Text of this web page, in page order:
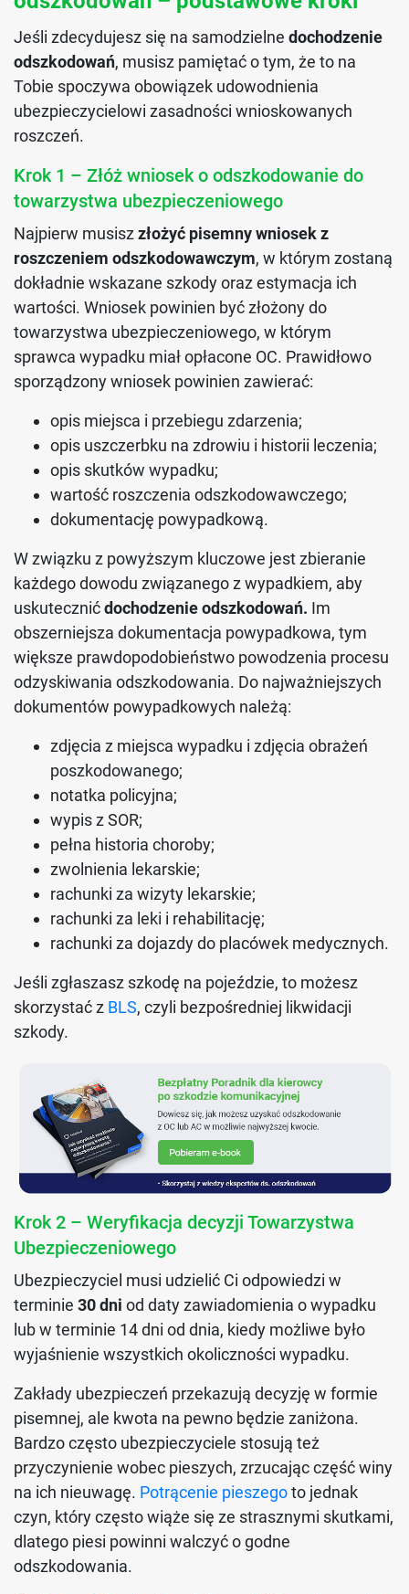
Jeśli zdecydujesz się na samodzielne dochodzenie
odszkodowań, musisz pamiętać o tym, że to na
Tobie spoczywa obowiązek udowodnienia
ubezpieczycielowi zasadności wnioskowanych
roszczeń.
Krok 1 – Złóż wniosek o odszkodowanie do
towarzystwa ubezpieczeniowego
Najpierw musiszzłożyć pisemny wniosek z
roszczeniem odszkodowawczym, w którym zostaną
dokładnie wskazane szkody oraz estymacja ich
wartości. Wniosek powinien być złożony do
towarzystwa ubezpieczeniowego, w którym
sprawca wypadku miał opłacone OC. Prawidłowo
sporządzony wniosek powinien zawierać:
opis miejsca i przebiegu zdarzenia;
opis uszczerbku na zdrowiu i historii leczenia;
opis skutków wypadku;
wartość roszczenia odszkodowawczego;
dokumentację powypadkową.
W związku z powyższym kluczowe jest zbieranie
każdego dowodu związanego z wypadkiem, aby
uskutecznićdochodzenie odszkodowań. Im
obszerniejsza dokumentacja powypadkowa, tym
większe prawdopodobieństwo powodzenia procesu
odzyskiwania odszkodowania. Do najważniejszych
dokumentów powypadkowych należą:
zdjęcia z miejsca wypadku i zdjęcia obrażeń
poszkodowanego;
notatka policyjna;
wypis z SOR;
pełna historia choroby;
zwolnienia lekarskie;
rachunki za wizyty lekarskie;
rachunki za leki i rehabilitację;
rachunki za dojazdy do placówek medycznych.
Jeśli zgłaszasz szkodę na pojeździe, to możesz
skorzystać z BLS, czyli bezpośredniej likwidacji
szkody.
Krok 2 – Weryfikacja decyzji Towarzystwa
Ubezpieczeniowego
Ubezpieczyciel musi udzielić Ci odpowiedzi w
terminie 30 dni od daty zawiadomienia o wypadku
lub w terminie 14 dni od dnia, kiedy możliwe było
wyjaśnienie wszystkich okoliczności wypadku.
Zakłady ubezpieczeń przekazują decyzję w formie
pisemnej, ale kwota na pewno będzie zaniżona.
Bardzo często ubezpieczyciele stosują też
przyczynienie wobec pieszych, zrzucając część winy
na ich nieuwagę. Potrącenie pieszegoto jednak
czyn, który często wiąże się ze strasznymi skutkami,
dlatego piesi powinni walczyć o godne
odszkodowania.